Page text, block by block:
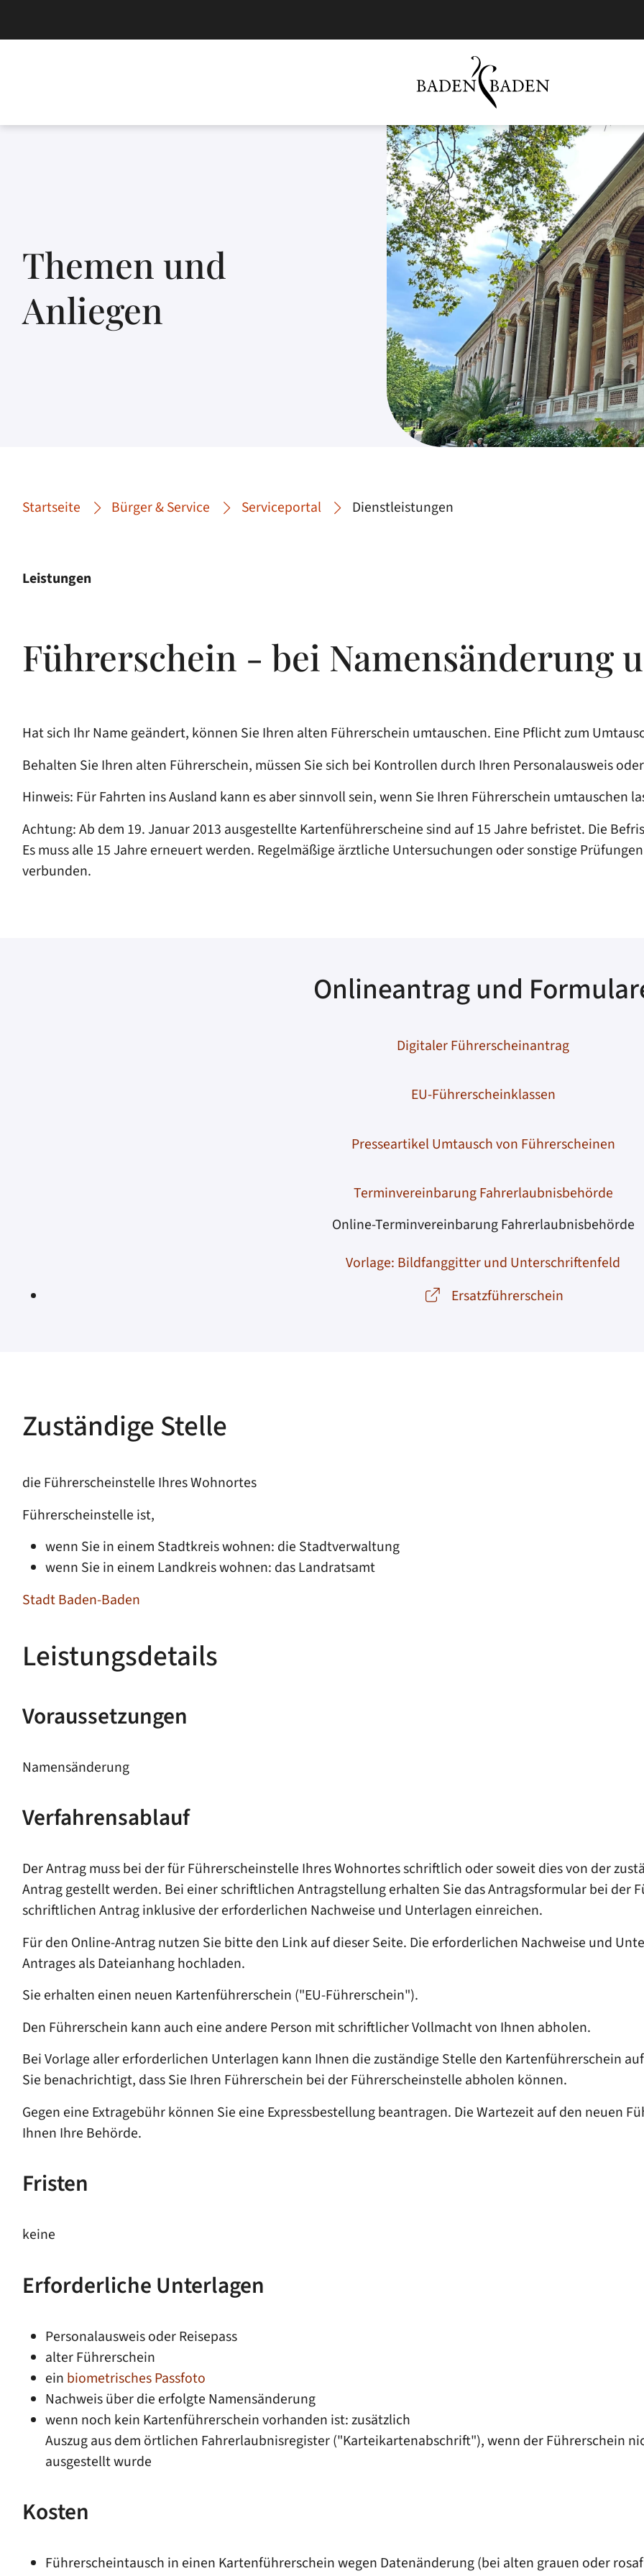
Themen und
Anliegen
Startseite Bürger & Service Serviceportal Dienstleistungen
Leistungen
Führerschein - bei Namensänderung
Hat sich Ihr Name geändert, können Sie Ihren alten Führerschein umtauschen. Eine Pflicht zum
Behalten Sie Ihren alten Führerschein, müssen Sie sich bei Kontrollen durch Ihren Personalausweis
Hinweis: Für Fahrten ins Ausland kann es aber sinnvoll sein, wenn Sie Ihren Führerschein umtauschen
Achtung: Ab dem 19. Januar 2013 ausgestellte Kartenführerscheine sind auf 15 Jahre befristet. Die
Es muss alle 15 Jahre erneuert werden. Regelmäßige ärztliche Untersuchungen oder sonstige
verbunden.
Onlineantrag und
Digitaler Führerscheinantrag
EU-Führerscheinklassen
Presseartikel Umtausch von Führerscheinen
Terminvereinbarung Fahrerlaubnisbehörde
Online-Terminvereinbarung Fahrerlaubnisbehörde
Vorlage: Bildfanggitter und Unterschriftenfeld
Ersatzführerschein
Zuständige Stelle
die Führerscheinstelle Ihres Wohnortes
Führerscheinstelle ist,
wenn Sie in einem Stadtkreis wohnen: die Stadtverwaltung
wenn Sie in einem Landkreis wohnen: das Landratsamt
Stadt Baden-Baden
Leistungsdetails
Voraussetzungen
Namensänderung
Verfahrensablauf
Der Antrag muss bei der für Führerscheinstelle Ihres Wohnortes schriftlich oder soweit dies von der
Antrag gestellt werden. Bei einer schriftlichen Antragstellung erhalten Sie das Antragsformular bei der
schriftlichen Antrag inklusive der erforderlichen Nachweise und Unterlagen einreichen.
Für den Online-Antrag nutzen Sie bitte den Link auf dieser Seite. Die erforderlichen Nachweise und
Antrages als Dateianhang hochladen.
Sie erhalten einen neuen Kartenführerschein ("EU-Führerschein").
Den Führerschein kann auch eine andere Person mit schriftlicher Vollmacht von Ihnen abholen.
Bei Vorlage aller erforderlichen Unterlagen kann Ihnen die zuständige Stelle den Kartenführerschein
Sie benachrichtigt, dass Sie Ihren Führerschein bei der Führerscheinstelle abholen können.
Gegen eine Extragebühr können Sie eine Expressbestellung beantragen. Die Wartezeit auf den neuen
Ihnen Ihre Behörde.
Fristen
keine
Erforderliche Unterlagen
Personalausweis oder Reisepass
alter Führerschein
ein biometrisches Passfoto
Nachweis über die erfolgte Namensänderung
wenn noch kein Kartenführerschein vorhanden ist: zusätzlich
Auszug aus dem örtlichen Fahrerlaubnisregister ("Karteikartenabschrift"), wenn der Führerschein
ausgestellt wurde
Kosten
Führerscheintausch in einen Kartenführerschein wegen Datenänderung (bei alten grauen oder